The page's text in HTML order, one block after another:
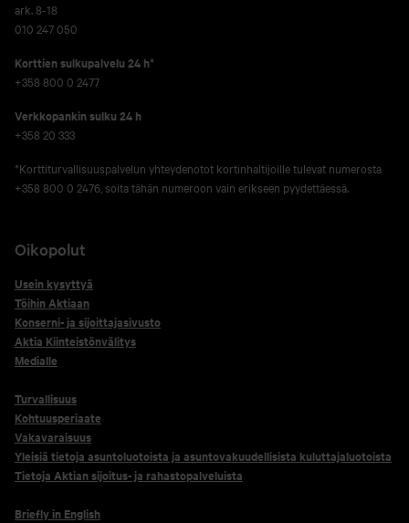
ark. 8-18
010 247 050
Korttien sulkupalvelu 24 h*
+358 800 0 2477
Verkko­pankin sulku 24 h
+358 20 333
*Korttiturvallisuuspalvelun yhteydenotot kortinhaltijoille tulevat numerosta
+358 800 0 2476, soita tähän numeroon vain erikseen pyydettäessä.
Oikopolut
Usein kysyttyä
Töihin Aktiaan
Konserni- ja sijoittajasivusto
Aktia Kiinteistönvälitys
Medialle
Turvallisuus
Kohtuusperiaate
Vakavaraisuus
Yleisiä tietoja asuntoluotoista ja asuntovakuudellisista kuluttajaluotoista
Tietoja Aktian sijoitus- ja rahastopalveluista
Briefly in English